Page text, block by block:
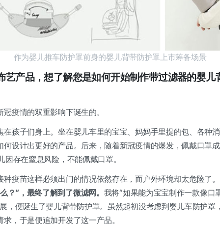
作为婴儿推车防护罩前身的婴儿背带防护罩上市筹备场景
艺产品，想了解您是如何开始制作带过滤器的婴儿
疫情的双重影响下诞生的。
在孩子们身上。坐在婴儿车里的宝宝、妈妈手里提的包、各种
何设计出更好的产品。后来，随着新冠疫情的爆发，佩戴口罩
因存在窒息风险，不能佩戴口罩。
种疫苗这样必须出门的情况依然存在，而户外环境却太危险了
？”，最终了解到了微滤网。 我将“如果能为宝宝制作一款像口
，便诞生了婴儿背带防护罩。虽然起初没考虑到婴儿车防护罩
，于是便追加开发了这一产品。